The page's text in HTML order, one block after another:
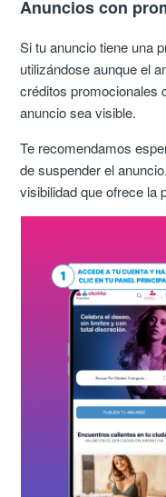
Anuncios con
Si tu anuncio tiene una
utilizándose aunque el
créditos promocionales
anuncio sea visible.
Te recomendamos
de suspender el
visibilidad que ofrece la